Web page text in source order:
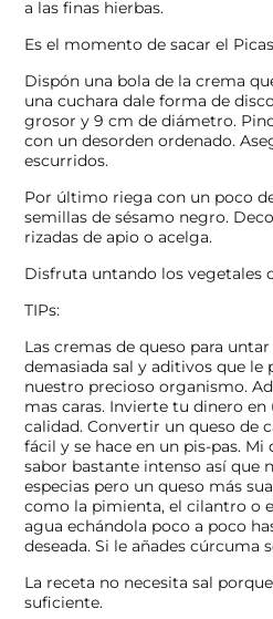
a las finas hierbas.
Es el momento de sacar el
Dispón una bola de la crema
una cuchara dale forma de
grosor y 9 cm de diámetro.
con un desorden ordenado.
escurridos.
Por último riega con un poco
semillas de sésamo negro.
rizadas de apio o acelga.
Disfruta untando los vegetales
TIPs:
Las cremas de queso para
demasiada sal y aditivos que le
nuestro precioso organismo.
mas caras. Invierte tu dinero en
calidad. Convertir un queso de
fácil y se hace en un pis-pas.
sabor bastante intenso así que
especias pero un queso más
como la pimienta, el cilantro o
agua echándola poco a poco
deseada. Si le añades cúrcuma
La receta no necesita sal
suficiente.